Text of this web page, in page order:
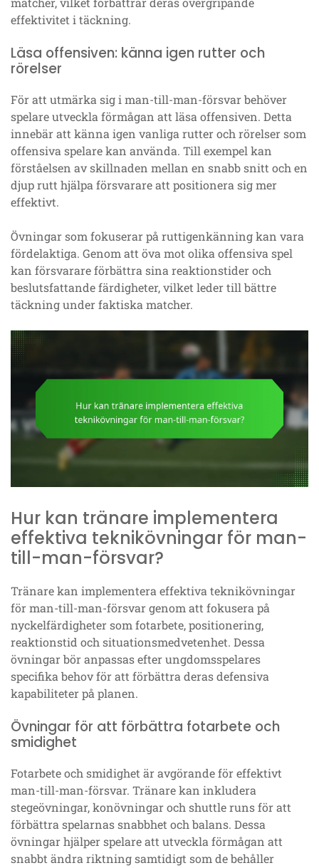
effektivitet i täckning.
Läsa offensiven: känna igen rutter och
rörelser
För att utmärka sig i man-till-man-försvar behöver
spelare utveckla förmågan att läsa offensiven. Detta
innebär att känna igen vanliga rutter och rörelser som
offensiva spelare kan använda. Till exempel kan
förståelsen av skillnaden mellan en snabb snitt och en
djup rutt hjälpa försvarare att positionera sig mer
effektivt.
Övningar som fokuserar på ruttigenkänning kan vara
fördelaktiga. Genom att öva mot olika offensiva spel
kan försvarare förbättra sina reaktionstider och
beslutsfattande färdigheter, vilket leder till bättre
täckning under faktiska matcher.
Hur kan tränare implementera
effektiva teknikövningar för man-
till-man-försvar?
Tränare kan implementera effektiva teknikövningar
för man-till-man-försvar genom att fokusera på
nyckelfärdigheter som fotarbete, positionering,
reaktionstid och situationsmedvetenhet. Dessa
övningar bör anpassas efter ungdomsspelares
specifika behov för att förbättra deras defensiva
kapabiliteter på planen.
Övningar för att förbättra fotarbete och
smidighet
Fotarbete och smidighet är avgörande för effektivt
man-till-man-försvar. Tränare kan inkludera
stegeövningar, konövningar och shuttle runs för att
förbättra spelarnas snabbhet och balans. Dessa
övningar hjälper spelare att utveckla förmågan att
snabbt ändra riktning samtidigt som de behåller